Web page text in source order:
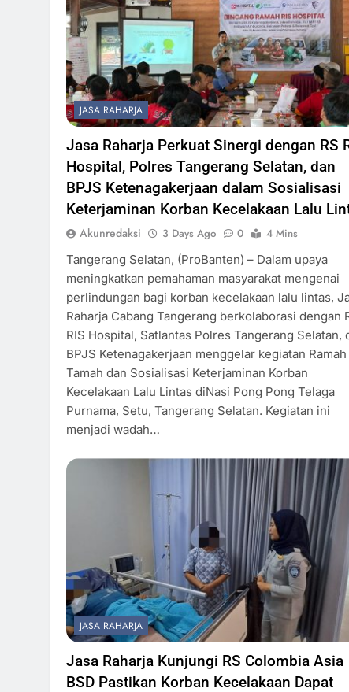
JASA RAHARJA
Jasa Raharja Perkuat Sinergi dengan RS
Hospital, Polres Tangerang Selatan, dan
BPJS Ketenagakerjaan dalam Sosialisasi
Keterjaminan Korban Kecelakaan Lalu
Akunredaksi 3 Days Ago 0
4 Mins
Tangerang Selatan, (ProBanten) – Dalam upaya
meningkatkan pemahaman masyarakat mengenai
perlindungan bagi korban kecelakaan lalu lintas,
Raharja Cabang Tangerang berkolaborasi dengan
RIS Hospital, Satlantas Polres Tangerang Selatan,
BPJS Ketenagakerjaan menggelar kegiatan Ramah
Tamah dan Sosialisasi Keterjaminan Korban
Kecelakaan Lalu Lintas diNasi Pong Pong Telaga
Purnama, Setu, Tangerang Selatan. Kegiatan ini
menjadi wadah…
JASA RAHARJA
Jasa Raharja Kunjungi RS Colombia Asia
BSD Pastikan Korban Kecelakaan Dapat